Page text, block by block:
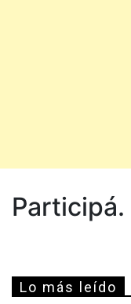
Participá.
Lo más leído